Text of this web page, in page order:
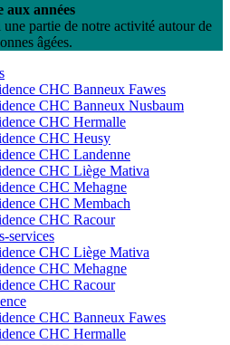
aux années
partie de notre activité autour de
âgées.
CHC Banneux Fawes
CHC Banneux Nusbaum
CHC Hermalle
CHC Heusy
CHC Landenne
CHC Liège Mativa
CHC Mehagne
CHC Membach
CHC Racour
services
CHC Liège Mativa
CHC Mehagne
CHC Racour
CHC Banneux Fawes
CHC Hermalle